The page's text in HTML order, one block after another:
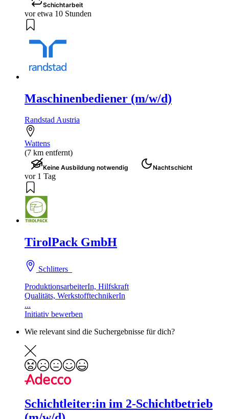
Schichtarbeit
vor etwa 10 Stunden
Maschinenbediener (m/w/d)
Randstad Austria
Wattens
(7 km entfernt)
Keine Ausbildung notwendig Nachtschicht
vor 1 Tag
TirolPack GmbH
Schlitters
ProduktionsarbeiterIn, Hilfskraft
Qualitäts, WerkstofftechnikerIn
...
Initiativ bewerben
Wie relevant sind die Suchergebnisse für dich?
Schichtleiter:in im 2-Schichtbetrieb